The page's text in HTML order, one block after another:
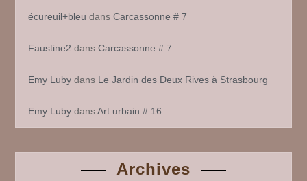
écureuil+bleu dansCarcassonne # 7
Faustine2 dansCarcassonne # 7
Emy Luby dans Le Jardin des Deux Rives à Strasbourg
Emy Luby dansArt urbain # 16
Archives